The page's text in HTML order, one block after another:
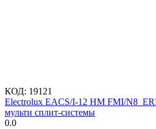
КОД: 19121
Electrolux EACS/I-12 HM FMI/
мульти сплит-системы
0.0